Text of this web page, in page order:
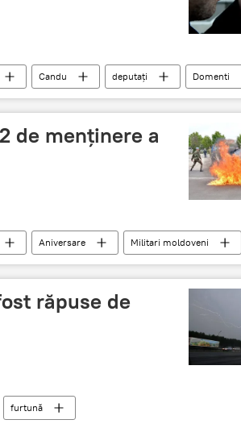
Candu deputați
Domenti
de menținere a
Aniversare
Militari moldoveni
răpuse de
furtună